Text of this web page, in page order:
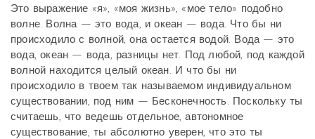
Это выражение «я», «моя жизнь», «мое тело» подобно
волне. Волна — это вода, и океан — вода. Что бы ни
происходило с волной, она остается водой. Вода — это
вода, океан — вода, разницы нет. Под любой, под каждой
волной находится целый океан. И что бы ни
происходило в твоем так называемом индивидуальном
существовании, под ним — Бесконечность. Поскольку ты
считаешь, что ведешь отдельное, автономное
существование, ты абсолютно уверен, что это ты